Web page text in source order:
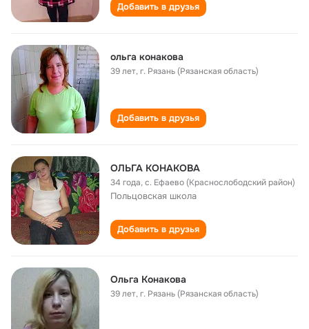
Добавить в друзья
ольга конакова
39 лет,г. Рязань (Рязанская область)
Добавить в друзья
ОЛЬГА КОНАКОВА
34 года,с. Ефаево (Краснослободский район)
Польцовская школа
Добавить в друзья
Ольга Конакова
39 лет,г. Рязань (Рязанская область)